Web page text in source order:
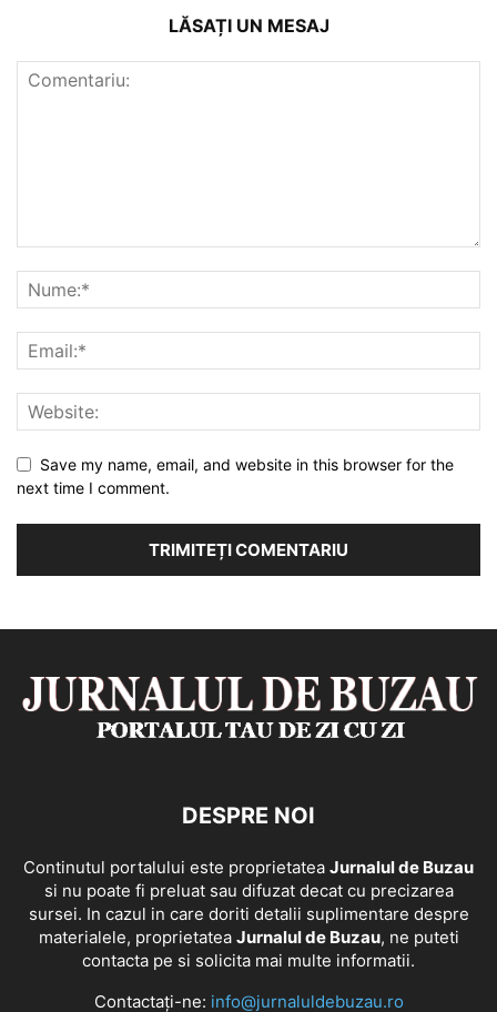
LĂSAȚI UN MESAJ
Save my name, email, and website in this browser for the
next time I comment.
DESPRE NOI
Continutul portalului este proprietatea Jurnalul de Buzau
si nu poate fi preluat sau difuzat decat cu precizarea
sursei. In cazul in care doriti detalii suplimentare despre
materialele, proprietatea Jurnalul de Buzau, ne puteti
contacta pe si solicita mai multe informatii.
Contactați-ne: info@jurnaluldebuzau.ro